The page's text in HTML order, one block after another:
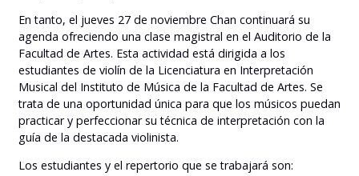
En tanto, el jueves 27 de noviembre Chan continuará su
agenda ofreciendo una clase magistral en el Auditorio de la
Facultad de Artes. Esta actividad está dirigida a los
estudiantes de violín de la Licenciatura en Interpretación
Musical del Instituto de Música de la Facultad de Artes. Se
trata de una oportunidad única para que los músicos puedan
practicar y perfeccionar su técnica de interpretación con la
guía de la destacada violinista.
Los estudiantes y el repertorio que se trabajará son: